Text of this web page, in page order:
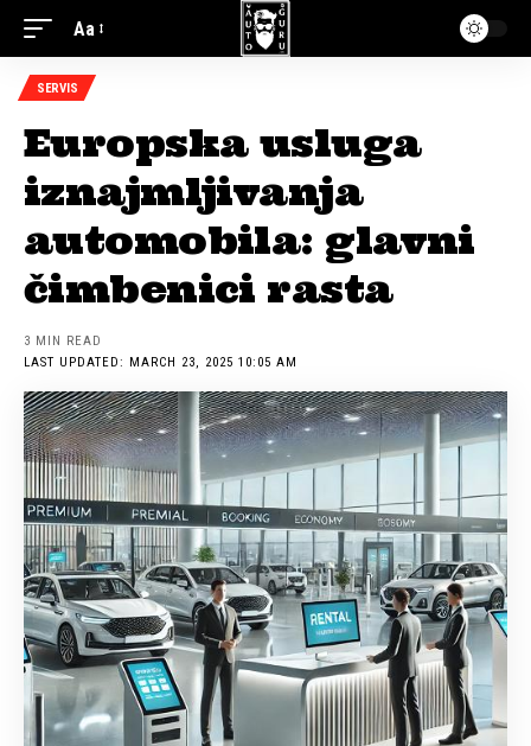
Aa
SERVIS
Europska usluga
iznajmljivanja
automobila: glavni
čimbenici rasta
LAST UPDATED: MARCH 23, 2025 10:05 AM
3 MIN READ